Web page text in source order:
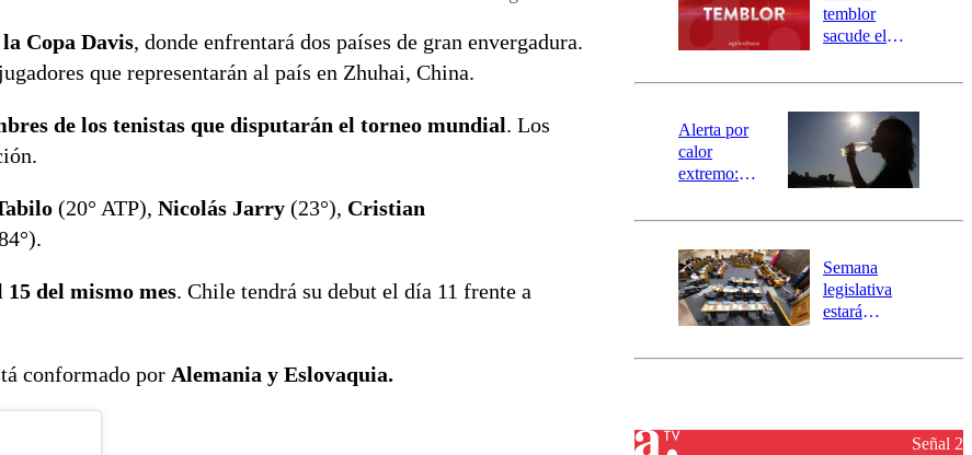
Copa Davis, donde enfrentará dos países de gran envergadura.
que representarán al país en Zhuhai, China.
de los tenistas que disputarán el torneo mundial. Los
(20° ATP), Nicolás Jarry (23°), Cristian
del mismo mes. Chile tendrá su debut el día 11 frente a
conformado por Alemania y Eslovaquia.
activa
mensajería
SAE
temblor
sacude el
revisa la
epicentro
Alerta por
calor
extremo:
activa Alerta
Preventiva en
tres comunas
Semana
legislativa
estará
el fin de la
reconstrucciónSeñal 2